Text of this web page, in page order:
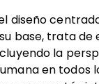
diseño
base, trata
la
en todos